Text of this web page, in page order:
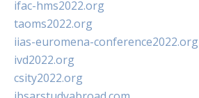
ifac-hms2022.org
taoms2022.org
iias-euromena-conference2022.org
ivd2022.org
csity2022.org